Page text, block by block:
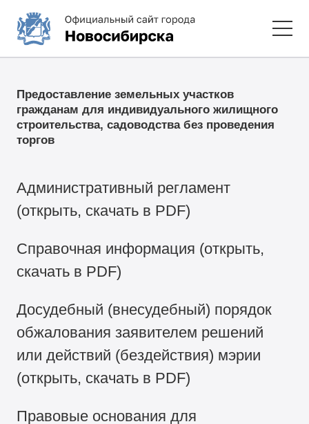
Предоставление земельных участков
гражданам для индивидуального жилищного
строительства, садоводства без проведения
торгов
Административный регламент
(открыть, скачать в PDF)
Справочная информация (открыть,
скачать в PDF)
Досудебный (внесудебный) порядок
обжалования заявителем решений
или действий (бездействия) мэрии
(открыть, скачать в PDF)
Правовые основания для